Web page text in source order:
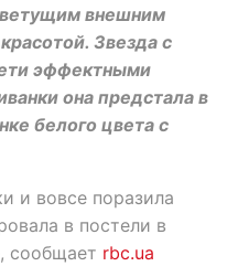
внешним
Звезда с
эффектными
она предстала в
белого цвета с
и вовсе поразила
в постели в
сообщает rbc.ua